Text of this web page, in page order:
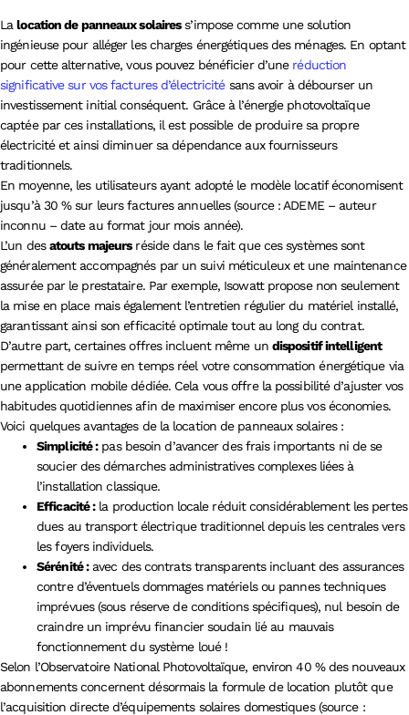
Lalocation de panneaux solairess’impose comme une solution
ingénieuse pour alléger les charges énergétiques des ménages. En optant
pour cette alternative, vous pouvez bénéficier d’une réduction
significative sur vos factures d’électricitésans avoir à débourser un
investissement initial conséquent. Grâce à l’énergie photovoltaïque
captée par ces installations, il est possible de produire sa propre
électricité et ainsi diminuer sa dépendance aux fournisseurs
traditionnels.
En moyenne, les utilisateurs ayant adopté le modèle locatif économisent
jusqu’à 30 % sur leurs factures annuelles (source : ADEME – auteur
inconnu – date au format jour mois année).
L’un desatouts majeursréside dans le fait que ces systèmes sont
généralement accompagnés par un suivi méticuleux et une maintenance
assurée par le prestataire. Par exemple, Isowatt propose non seulement
la mise en place mais également l’entretien régulier du matériel installé,
garantissant ainsi son efficacité optimale tout au long du contrat.
D’autre part, certaines offres incluent même un dispositif intelligent
permettant de suivre en temps réel votre consommation énergétique via
une application mobile dédiée. Cela vous offre la possibilité d’ajuster vos
habitudes quotidiennes afin de maximiser encore plus vos économies.
Voici quelques avantages de la location de panneaux solaires :
Simplicité :pas besoin d’avancer des frais importants ni de se
soucier des démarches administratives complexes liées à
l’installation classique.
Efficacité :la production locale réduit considérablement les pertes
dues au transport électrique traditionnel depuis les centrales vers
les foyers individuels.
Sérénité :avec des contrats transparents incluant des assurances
contre d’éventuels dommages matériels ou pannes techniques
imprévues (sous réserve de conditions spécifiques), nul besoin de
craindre un imprévu financier soudain lié au mauvais
fonctionnement du système loué !
Selon l’Observatoire National Photovoltaïque, environ 40 % des nouveaux
abonnements concernent désormais la formule de location plutôt que
l’acquisition directe d’équipements solaires domestiques (source :